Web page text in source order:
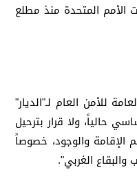
الأمم المتحدة منذ مطلع
للأمن العام لـ"الديار"
حالياً، ولا قرار بترحيل
والوجود، خصوصاً
الغربي".